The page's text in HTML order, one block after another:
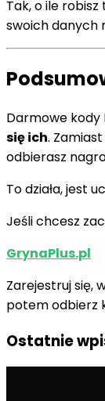
Tak, o ile
swoich danych
Darmowe kody
się ich.
odbierasz
To działa, jest
Jeśli chcesz
GrynaPlus.pl
Zarejestruj się,
potem odbierz
Ostatnie